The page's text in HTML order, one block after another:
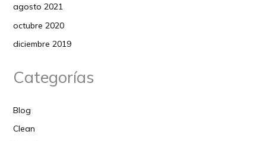
agosto 2021
octubre 2020
diciembre 2019
Categorías
Blog
Clean